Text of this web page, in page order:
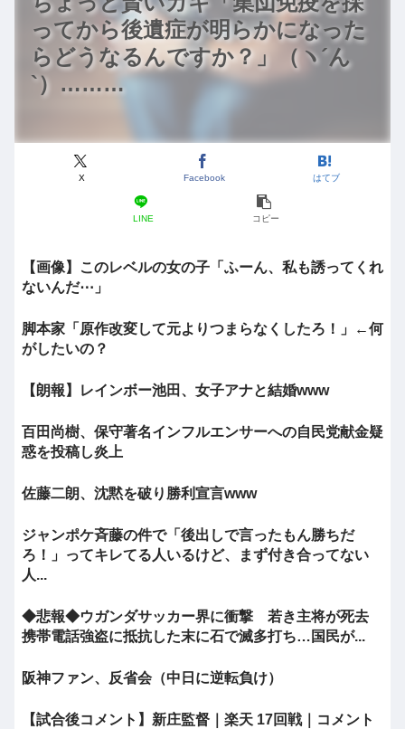
ってから後遺症が明らかになった
らどうなるんですか？」（ヽ´ん
`）………
X Facebook はてブ
LINE コピー
【画像】このレベルの女の子「ふーん、私も誘ってくれ
ないんだ⋯」
脚本家「原作改変して元よりつまらなくしたろ！」←何
がしたいの？
【朗報】レインボー池田、女子アナと結婚www
百田尚樹、保守著名インフルエンサーへの自民党献金疑
惑を投稿し炎上
佐藤二朗、沈黙を破り勝利宣言www
ジャンポケ斉藤の件で「後出しで言ったもん勝ちだ
ろ！」ってキレてる人いるけど、まず付き合ってない
人...
◆悲報◆ウガンダサッカー界に衝撃 若き主将が死去
携帯電話強盗に抵抗した末に石で滅多打ち…国民が...
阪神ファン、反省会（中日に逆転負け）
【試合後コメント】新庄監督｜楽天 17回戦｜コメント